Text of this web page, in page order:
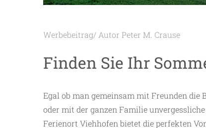
Werbebeitrag/ Autor Peter M. Crause
Finden Sie Ihr
Egal ob man gemeinsam mit Freunden
oder mit der ganzen Familie
Ferienort Viehhofen bietet die perfekten